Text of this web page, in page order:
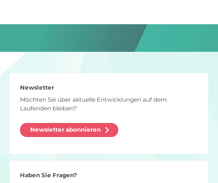
Newsletter
Möchten Sie über aktuelle Entwicklungen auf dem
Laufenden bleiben?
Newsletter abonnieren
Haben Sie Fragen?